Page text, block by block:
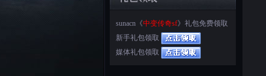
sunacn《中变传奇sf》礼包免费领取
新手礼包领取
媒体礼包领取